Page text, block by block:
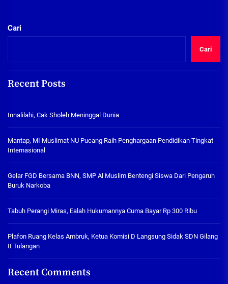
Cari
Cari
Recent Posts
Innalilahi, Cak Sholeh Meninggal Dunia
Mantap, MI Muslimat NU Pucang Raih Penghargaan Pendidikan Tingkat
Internasional
Gelar FGD Bersama BNN, SMP Al Muslim Bentengi Siswa Dari Pengaruh
Buruk Narkoba
Tabuh Perangi Miras, Ealah Hukumannya Cuma Bayar Rp 300 Ribu
Plafon Ruang Kelas Ambruk, Ketua Komisi D Langsung Sidak SDN Gilang
II Tulangan
Recent Comments